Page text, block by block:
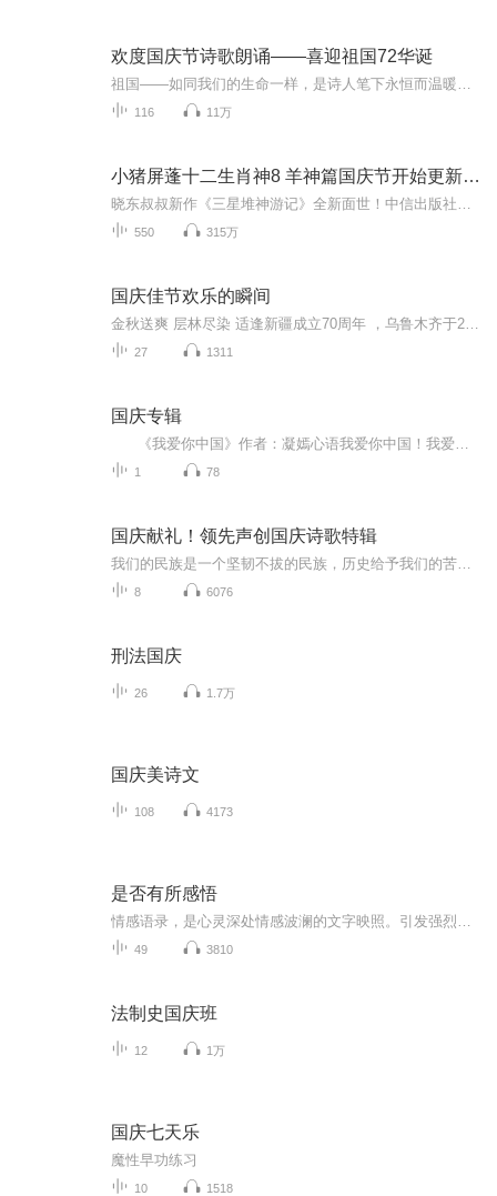
欢度国庆节诗歌朗诵——喜迎祖国72华诞
116 11万
小猪屏蓬十二生肖神8 羊神篇国庆节开始更新啦！
550 315万
国庆佳节欢乐的瞬间
27 1311
国庆专辑
1 78
国庆献礼！领先声创国庆诗歌特辑
8 6076
刑法国庆
26 1.7万
国庆美诗文
108 4173
是否有所感悟
49 3810
法制史国庆班
12 1万
国庆七天乐
魔性早功练习
10 1518